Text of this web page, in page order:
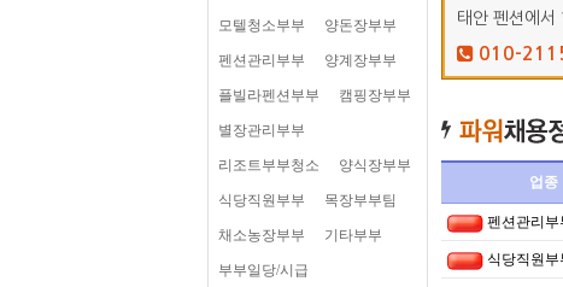
모텔청소부부 양돈장부부
펜션관리부부 양계장부부
플빌라펜션부부 캠핑장부부
별장관리부부
리조트부부청소 양식장부부
식당직원부부 목장부부팀
채소농장부부 기타부부
부부일당/시급
태안 펜션에서
010-
업종
펜션관리부
식당직원부